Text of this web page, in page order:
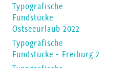
Typografische
Fundstücke
Ostseeurlaub 2022
Typografische
Fundstücke - Freiburg 2